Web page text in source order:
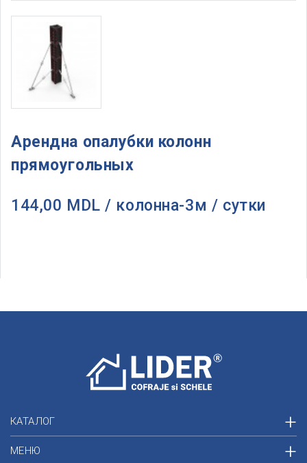
Арендна опалубки колонн
прямоугольных
144,00 MDL / колонна-3м / сутки
КАТАЛОГ
МЕНЮ